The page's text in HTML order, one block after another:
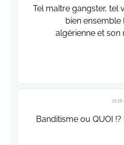
Tel maître gangster, tel
bien
algérienne et
Banditisme ou QUOI